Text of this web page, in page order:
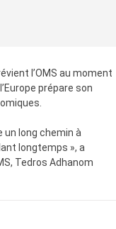
l’OMS au moment
prépare son
un long chemin à
longtemps », a
Tedros Adhanom